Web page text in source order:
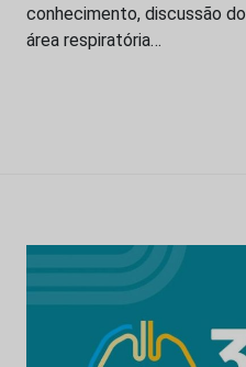
conhecimento, discussão
área respiratória…